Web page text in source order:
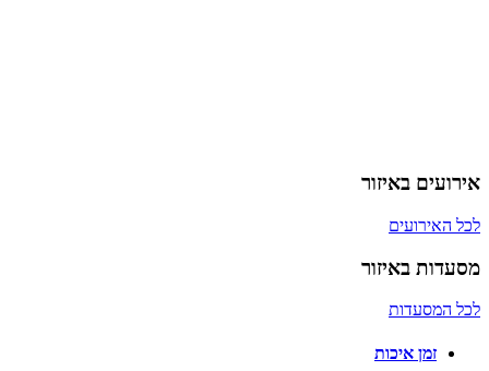
אירועים באיזור
לכל האירועים
מסעדות באיזור
לכל המסעדות
זמן איכות